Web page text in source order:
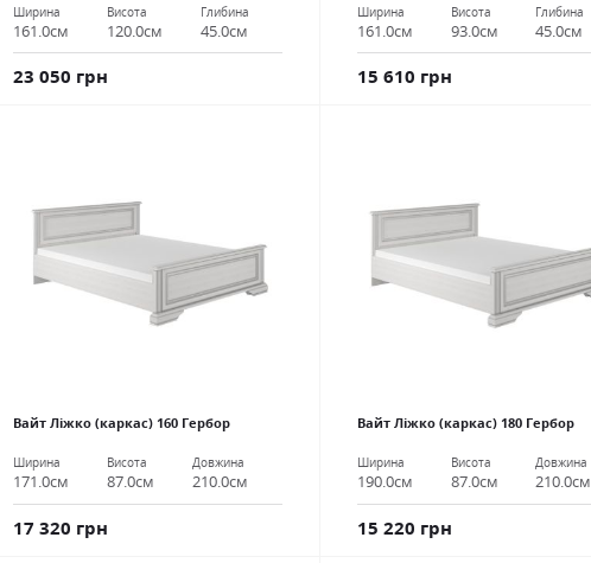
Ширина
161.0см
Висота
120.0см
Глибина
45.0см
23 050 грн
Ширина
161.0см
Висота
93.0см
Глибина
45.0см
15 610 грн
Вайт Ліжко (каркас) 160 Гербор
Ширина
171.0см
Висота
87.0см
Довжина
210.0см
17 320 грн
Вайт Ліжко (каркас) 180 Гербор
Ширина
190.0см
Висота
87.0см
Довжина
210.0см
15 220 грн